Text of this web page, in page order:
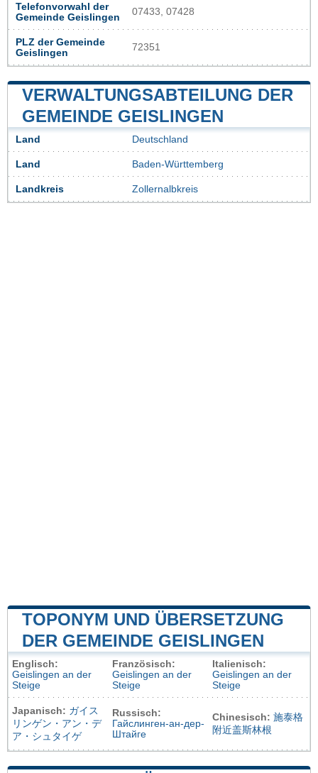
Telefonvorwahl der
Gemeinde Geislingen
07433, 07428
PLZ der Gemeinde
Geislingen
72351
VERWALTUNGSABTEILUNG DER
GEMEINDE GEISLINGEN
Land Deutschland
Land Baden-Württemberg
Landkreis Zollernalbkreis
TOPONYM UND ÜBERSETZUNG
DER GEMEINDE GEISLINGEN
Englisch:
Geislingen an der
Steige
Französisch:
Geislingen an der
Steige
Italienisch:
Geislingen an der
Steige
Japanisch: ガイス
リンゲン・アン・デ
ア・シュタイゲ
Russisch:
Гайслинген-ан-дер-
Штайге
Chinesisch: 施泰格
附近盖斯林根